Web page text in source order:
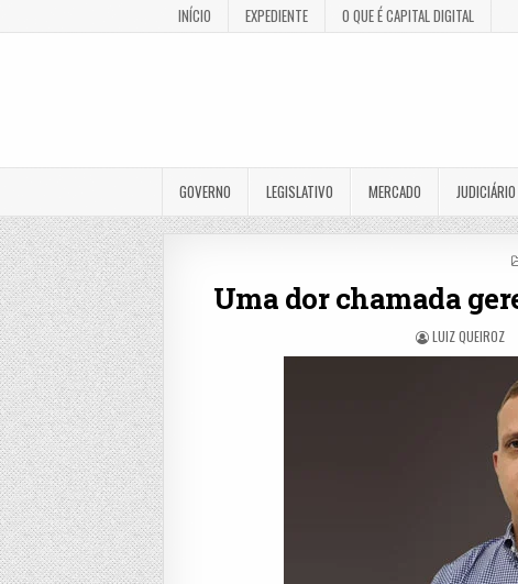
INÍCIO EXPEDIENTE O QUE É CAPITAL DIGITAL
GOVERNO LEGISLATIVO MERCADO JUDICIÁRIO
Uma dor chamada
LUIZ QUEIROZ